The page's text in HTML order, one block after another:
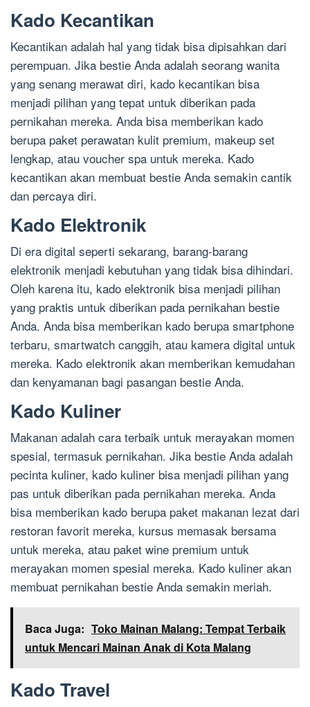
Kado Kecantikan
Kecantikan adalah hal yang tidak bisa dipisahkan dari
perempuan. Jika bestie Anda adalah seorang wanita
yang senang merawat diri, kado kecantikan bisa
menjadi pilihan yang tepat untuk diberikan pada
pernikahan mereka. Anda bisa memberikan kado
berupa paket perawatan kulit premium, makeup set
lengkap, atau voucher spa untuk mereka. Kado
kecantikan akan membuat bestie Anda semakin cantik
dan percaya diri.
Kado Elektronik
Di era digital seperti sekarang, barang-barang
elektronik menjadi kebutuhan yang tidak bisa dihindari.
Oleh karena itu, kado elektronik bisa menjadi pilihan
yang praktis untuk diberikan pada pernikahan bestie
Anda. Anda bisa memberikan kado berupa smartphone
terbaru, smartwatch canggih, atau kamera digital untuk
mereka. Kado elektronik akan memberikan kemudahan
dan kenyamanan bagi pasangan bestie Anda.
Kado Kuliner
Makanan adalah cara terbaik untuk merayakan momen
spesial, termasuk pernikahan. Jika bestie Anda adalah
pecinta kuliner, kado kuliner bisa menjadi pilihan yang
pas untuk diberikan pada pernikahan mereka. Anda
bisa memberikan kado berupa paket makanan lezat dari
restoran favorit mereka, kursus memasak bersama
untuk mereka, atau paket wine premium untuk
merayakan momen spesial mereka. Kado kuliner akan
membuat pernikahan bestie Anda semakin meriah.
Baca Juga: Toko Mainan Malang: Tempat Terbaik
untuk Mencari Mainan Anak di Kota Malang
Kado Travel